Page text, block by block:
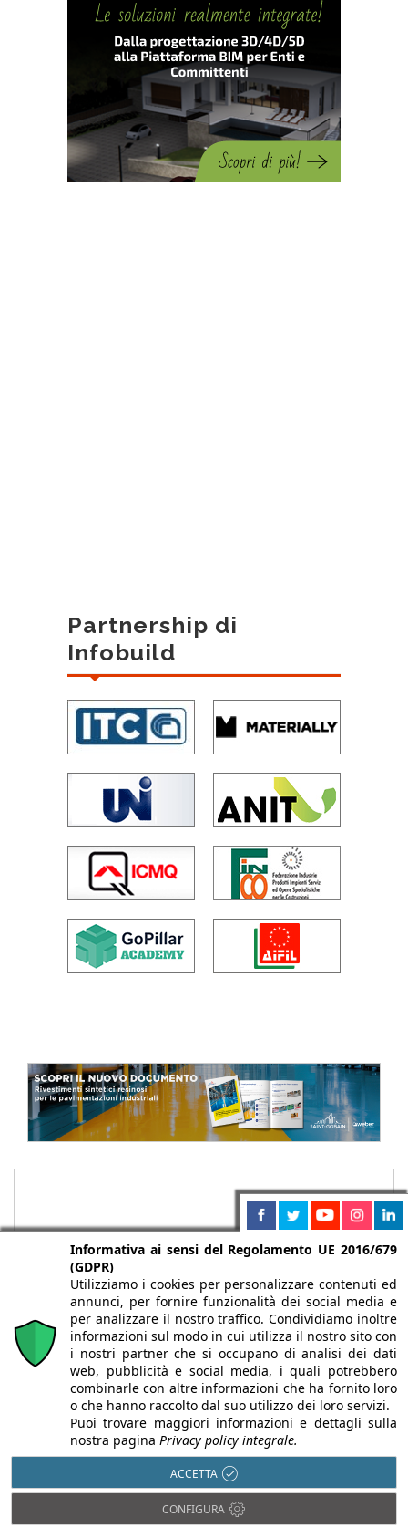
Partnership di
Infobuild
Chi siamo Autori Per la tua pubblicità
Iscriviti alla
newsletter
Infobuild è testata registrata presso il Tribunale di Milano al n° 63
dell’8/3/2013 - ISSN 2282-2267
Informativa ai sensi del Regolamento UE 2016/679
(GDPR)
Utilizziamo i cookies per personalizzare contenuti ed
annunci, per fornire funzionalità dei social media e
per analizzare il nostro traffico. Condividiamo inoltre
informazioni sul modo in cui utilizza il nostro sito con
i nostri partner che si occupano di analisi dei dati
web, pubblicità e social media, i quali potrebbero
combinarle con altre informazioni che ha fornito loro
o che hanno raccolto dal suo utilizzo dei loro servizi.
Puoi trovare maggiori informazioni e dettagli sulla
nostra pagina Privacy policy integrale.
ACCETTA
CONFIGURA